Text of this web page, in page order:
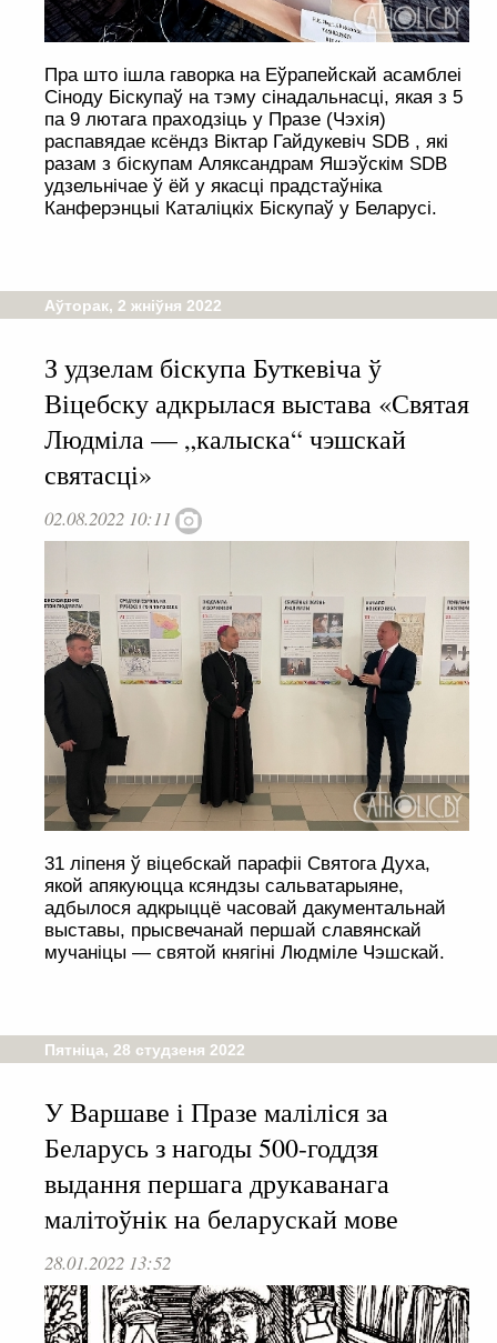
Пра што ішла гаворка на Еўрапейскай асамблеі
Сіноду Біскупаў на тэму сінадальнасці, якая з 5
па 9 лютага праходзіць у Празе (Чэхія)
распавядае ксёндз Віктар Гайдукевіч SDB , які
разам з біскупам Аляксандрам Яшэўскім SDB
удзельнічае ў ёй у якасці прадстаўніка
Канферэнцыі Каталіцкіх Біскупаў у Беларусі.
Аўторак, 2 жніўня 2022
З удзелам біскупа Буткевіча ў
Віцебску адкрылася выстава «Святая
Людміла — „калыска“ чэшскай
святасці»
02.08.2022 10:11
31 ліпеня ў віцебскай парафіі Святога Духа,
якой апякуюцца ксяндзы сальватарыяне,
адбылося адкрыццё часовай дакументальнай
выставы, прысвечанай першай славянскай
мучаніцы — святой княгіні Людміле Чэшскай.
Пятніца, 28 студзеня 2022
У Варшаве і Празе маліліся за
Беларусь з нагоды 500-годдзя
выдання першага друкаванага
малітоўнік на беларускай мове
28.01.2022 13:52